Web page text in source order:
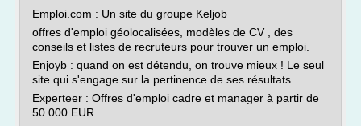
Emploi.com : Un site du groupe Keljob
offres d'emploi géolocalisées, modèles de CV , des
conseils et listes de recruteurs pour trouver un emploi.
Enjoyb : quand on est détendu, on trouve mieux ! Le seul
site qui s'engage sur la pertinence de ses résultats.
Experteer : Offres d'emploi cadre et manager à partir de
50.000 EUR